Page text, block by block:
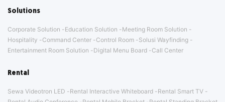
Solutions
Corporate Solution Education Solution
Meeting Room Solution
Hospitality
Command Center Control Room
Solusi Wayfinding
Entertainment Room Solution
Digital Menu Board Call Center
Rental
Sewa Videotron LED Rental Interactive Whiteboard
Rental Smart TV